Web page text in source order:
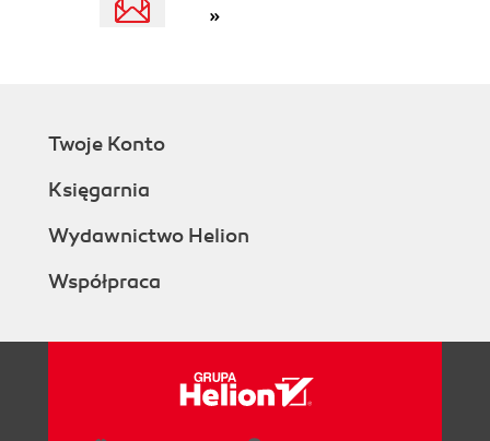
»
Twoje Konto
Księgarnia
Wydawnictwo Helion
Współpraca